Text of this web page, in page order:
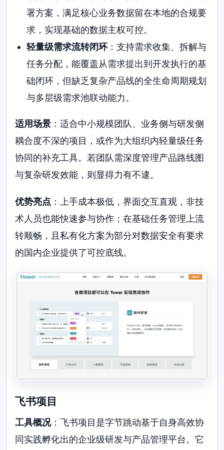
署方案，满足核心业务数据留在本地的合规要
求，实现基础的数据主权可控。
轻量级需求流转闭环：支持需求收集、拆解与
任务分配，能覆盖从需求提出到开发执行的基
础闭环，但缺乏复杂产品线的全生命周期规划
与多层级需求池联动能力。
适用场景 ：适合中小规模团队、业务侧与研发侧
耦合度不深的项目，或作为大组织内轻量级任务
协同的补充工具。若团队需深度管理产品路线图
与复杂研发效能，则显得力有不逮。
优势亮点 ：上手成本极低，界面交互直观，非技
术人员也能快速参与协作；在基础任务管理上流
转顺畅，且私有化方案为部分对数据安全有要求
的国内企业提供了可控底线。
飞书项目
工具概况：飞书项目是字节跳动基于自身高效协
同实践孵化出的企业级研发与产品管理平台。它